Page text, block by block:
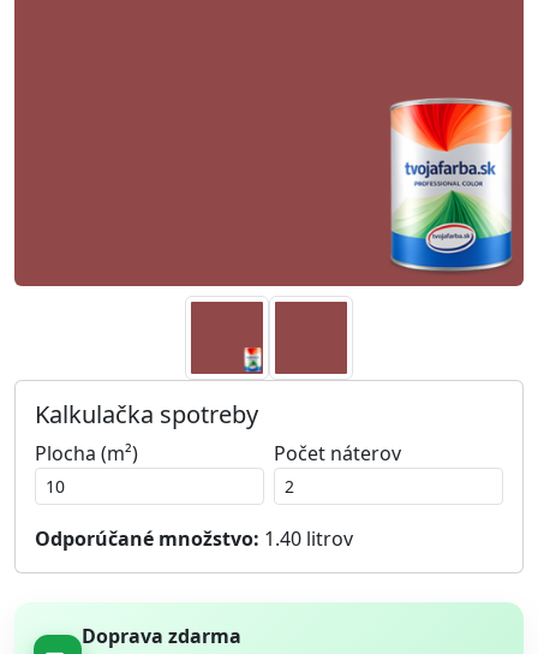
Kalkulačka spotreby
Plocha (m²) Počet náterov
Odporúčané množstvo: 1.40 litrov
Doprava zdarma